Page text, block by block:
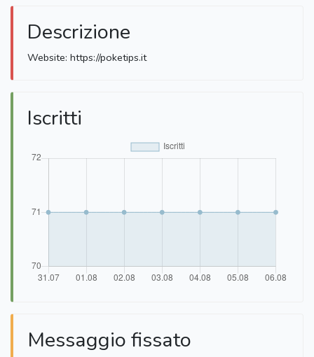
Descrizione
Website: https://poketips.it
Iscritti
Messaggio fissato